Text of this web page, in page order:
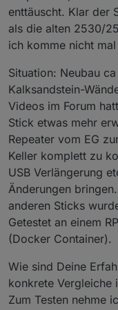
enttäuscht. Klar der
als die alten 2530/
ich komme nicht
Situation: Neubau
Kalksandstein-
Videos im Forum
Stick etwas mehr
Repeater vom EG
Keller komplett zu
USB Verlängerung
Änderungen
anderen Sticks
Getestet an einem
(Docker Container).
Wie sind Deine
konkrete Vergleiche
Zum Testen nehme